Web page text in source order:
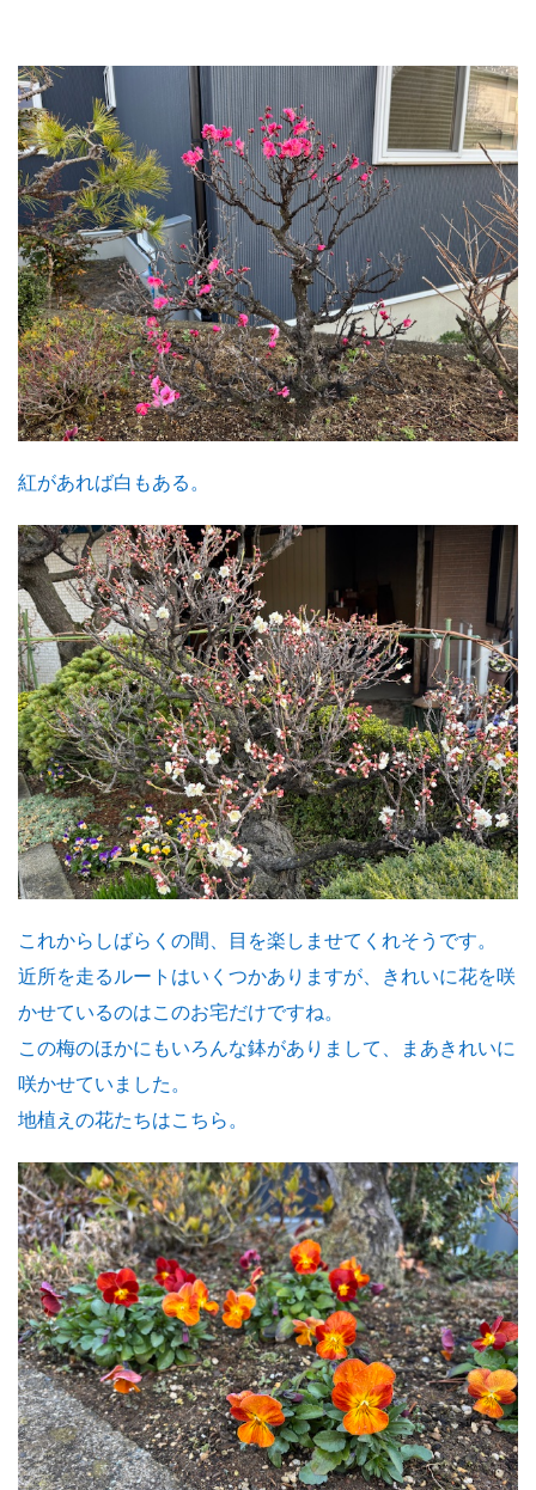
紅があれば白もある。
これからしばらくの間、目を楽しませてくれそうです。
近所を走るルートはいくつかありますが、きれいに花を咲
かせているのはこのお宅だけですね。
この梅のほかにもいろんな鉢がありまして、まあきれいに
咲かせていました。
地植えの花たちはこちら。